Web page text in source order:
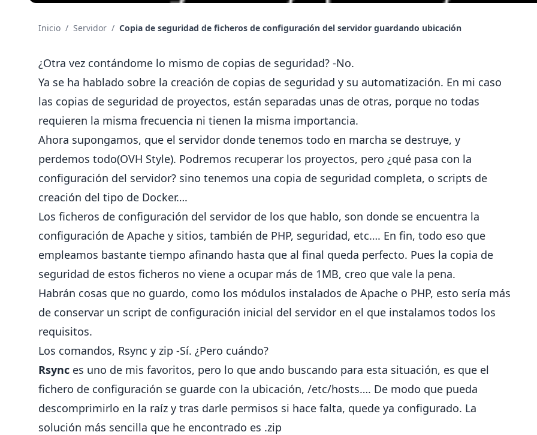
Inicio / Servidor / Copia de seguridad de ficheros de configuración del servidor guardando ubicación
¿Otra vez contándome lo mismo de copias de seguridad? -No.
Ya se ha hablado sobre la creación de copias de seguridad y su automatización. En mi caso
las copias de seguridad de proyectos, están separadas unas de otras, porque no todas
requieren la misma frecuencia ni tienen la misma importancia.
Ahora supongamos, que el servidor donde tenemos todo en marcha se destruye, y
perdemos todo(OVH Style). Podremos recuperar los proyectos, pero ¿qué pasa con la
configuración del servidor? sino tenemos una copia de seguridad completa, o scripts de
creación del tipo de Docker….
Los ficheros de configuración del servidor de los que hablo, son donde se encuentra la
configuración de Apache y sitios, también de PHP, seguridad, etc…. En fin, todo eso que
empleamos bastante tiempo afinando hasta que al final queda perfecto. Pues la copia de
seguridad de estos ficheros no viene a ocupar más de 1MB, creo que vale la pena.
Habrán cosas que no guardo, como los módulos instalados de Apache o PHP, esto sería más
de conservar un script de configuración inicial del servidor en el que instalamos todos los
requisitos.
Los comandos, Rsync y zip -Sí. ¿Pero cuándo?
Rsync es uno de mis favoritos, pero lo que ando buscando para esta situación, es que el
fichero de configuración se guarde con la ubicación, /etc/hosts…. De modo que pueda
descomprimirlo en la raíz y tras darle permisos si hace falta, quede ya configurado. La
solución más sencilla que he encontrado es .zip